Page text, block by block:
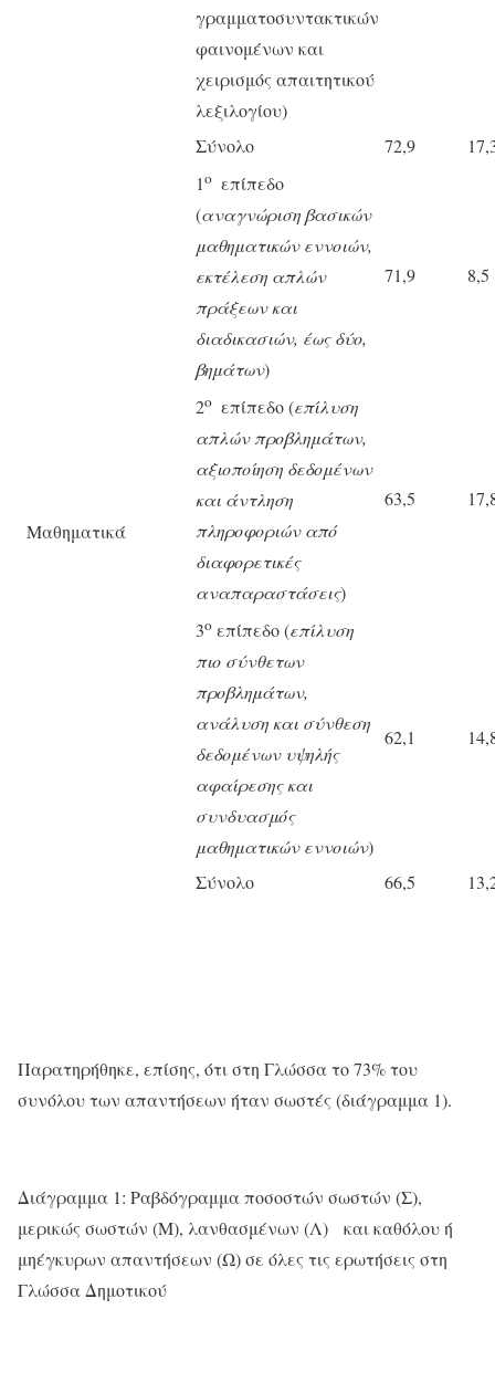
γραμματοσυντακτικών
φαινομένων και
χειρισμός απαιτητικού
λεξιλογίου)
Σύνολο 72,9
Μαθηματικά
1ο επίπεδο
(αναγνώριση βασικών
μαθηματικών εννοιών,
εκτέλεση απλών
πράξεων και
διαδικασιών, έως δύο,
βημάτων)
71,9 8,5
2ο επίπεδο (επίλυση
απλών προβλημάτων,
αξιοποίηση δεδομένων
και άντληση
πληροφοριών από
διαφορετικές
αναπαραστάσεις)
63,5
3ο επίπεδο (επίλυση
πιο σύνθετων
προβλημάτων,
ανάλυση και σύνθεση
δεδομένων υψηλής
αφαίρεσης και
συνδυασμός
μαθηματικών εννοιών)
62,1
Σύνολο 66,5
Παρατηρήθηκε, επίσης, ότι στη Γλώσσα το 73% του
συνόλου των απαντήσεων ήταν σωστές (διάγραμμα 1).
Διάγραμμα 1: Ραβδόγραμμα ποσοστών σωστών (Σ),
μερικώς σωστών (Μ), λανθασμένων (Λ) και καθόλου ή
μηέγκυρων απαντήσεων (Ω) σε όλες τις ερωτήσεις στη
Γλώσσα Δημοτικού